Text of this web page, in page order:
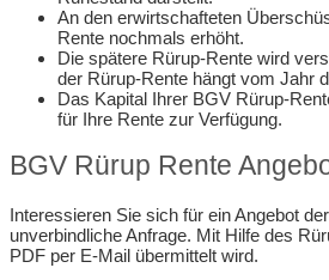
An den erwirtschafteten
Rente nochmals erhöht.
Die spätere Rürup-Rente wird
der Rürup-Rente hängt vom Jahr
Das Kapital Ihrer BGV Rürup-
für Ihre Rente zur Verfügung.
BGV Rürup Rente
Interessieren Sie sich für ein Angebot
unverbindliche Anfrage. Mit Hilfe des
PDF per E-Mail übermittelt wird.